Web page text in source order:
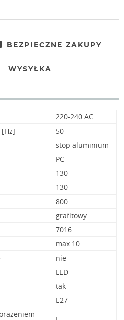
BEZPIECZNE ZAKUPY
WYSYŁKA
220-240 AC
[Hz]
50
stop aluminium
PC
130
130
800
grafitowy
7016
max 10
nie
LED
tak
E27